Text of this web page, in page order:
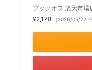
ブックオフ 楽天市場
¥2,178
（2026/05/22